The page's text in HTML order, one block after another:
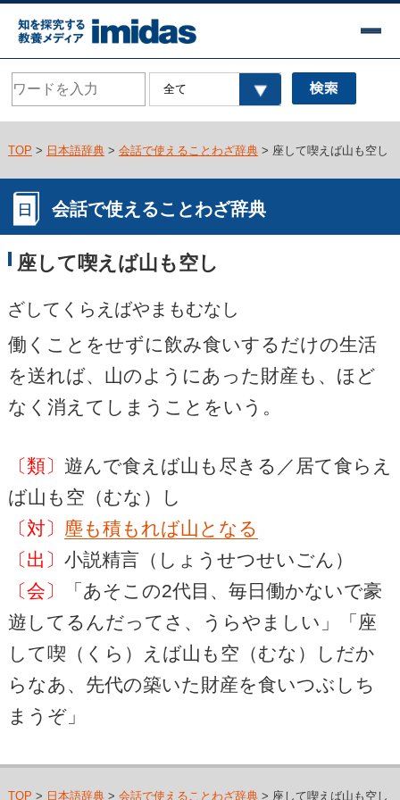
TOP > 日本語辞典> 会話で使えることわざ辞典> 座して喫えば山も空し
会話で使えることわざ辞典
座して喫えば山も空し
ざしてくらえばやまもむなし
働くことをせずに飲み食いするだけの生活
を送れば、山のようにあった財産も、ほど
なく消えてしまうことをいう。
〔類〕 遊んで食えば山も尽きる／居て食らえ
ば山も空（むな）し
〔対〕 塵も積もれば山となる
〔出〕 小説精言（しょうせつせいごん）
〔会〕
「あそこの2代目、毎日働かないで豪
遊してるんだってさ、うらやましい」「座
して喫（くら）えば山も空（むな）しだか
らなあ、先代の築いた財産を食いつぶしち
まうぞ」
TOP > 日本語辞典> 会話で使えることわざ辞典> 座して喫えば山も空し